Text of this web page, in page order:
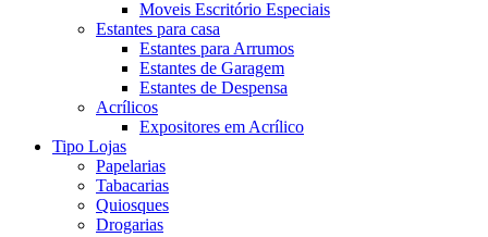
Moveis Escritório Especiais
Estantes para casa
Estantes para Arrumos
Estantes de Garagem
Estantes de Despensa
Acrílicos
Expositores em Acrílico
Tipo Lojas
Papelarias
Tabacarias
Quiosques
Drogarias